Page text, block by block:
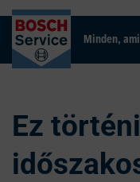
Minden,
Ez